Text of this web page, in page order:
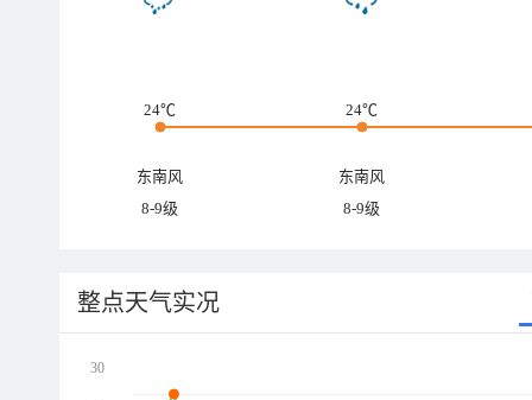
24℃ 24℃
东南风
东南风
8-9级
8-9级
整点天气实况
30